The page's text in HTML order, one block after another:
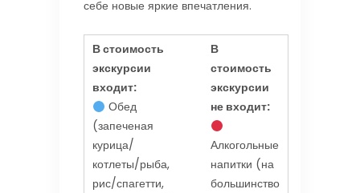
себе новые яркие впечатления.
В стоимость
экскурсии
входит:
Обед
(запеченая
курица/
котлеты/рыба,
рис/спагетти,
В
стоимость
экскурсии
не входит:
Алкогольные
напитки (на
большинство